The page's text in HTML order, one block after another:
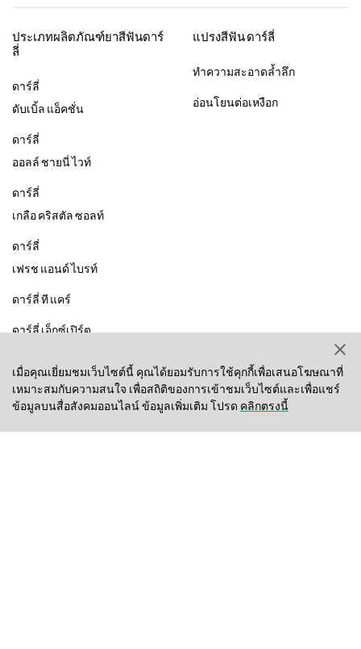
เมื่อคุณเยี่ยมชมเว็บไซต์นี้ คุณได้ยอมรับการใช้คุกกี้เพื่อเสนอโฆษณาที่
เหมาะสมกับความสนใจ เพื่อสถิติของการเข้าชมเว็บไซต์และเพื่อแชร์
ข้อมูลบนสื่อสังคมออนไลน์ ข้อมูลเพิ่มเติม โปรดคลิกตรงนี้
ประเภทผลิตภัณฑ์ยาสีฟันดาร์
ลี่
ดาร์ลี่
ดับเบิ้ล แอ็คชั่น
ดาร์ลี่
ออลล์ ชายนี่ ไวท์
ดาร์ลี่
เกลือ คริสตัล ซอลท์
ดาร์ลี่
เฟรช แอนด์ ไบรท์
ดาร์ลี่ ที แคร์
ดาร์ลี่ เอ็กซ์เปิร์ต
แปรงสีฟัน ดาร์ลี่
ทำความสะอาดล้ำลึก
อ่อนโยนต่อเหงือก
สุขภาพช่องปาก ข้อมูลเกี่ยวกับบริษัท
Brand Initiative